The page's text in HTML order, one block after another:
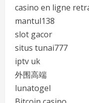
casino en ligne
mantul138
slot gacor
situs tunai777
iptv uk
外围高端
lunatogel